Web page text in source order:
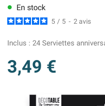
lens En stock
5 / 5 - 2 avis
Inclus : 24 Serviettes
3,49 €